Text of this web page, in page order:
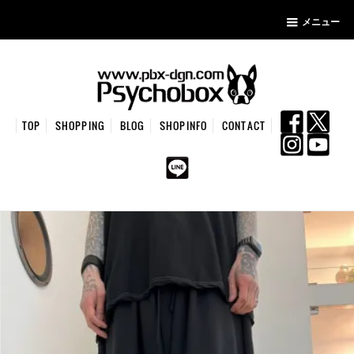
メニュー
TOP SHOPPING BLOG SHOPINFO CONTACT